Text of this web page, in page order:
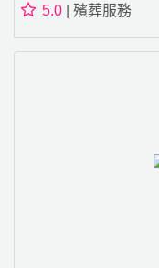
5.0 | 殯葬服務